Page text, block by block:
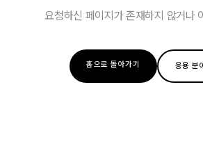
요청하신 페이지가 존재하지 않거나
홈으로 돌아가기 응용 분